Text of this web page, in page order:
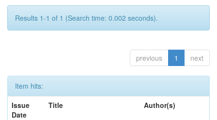
Results 1-1 of 1 (Search time: 0.002 seconds).
previous 1 next
Item hits:
Issue
Date
Title Author(s)